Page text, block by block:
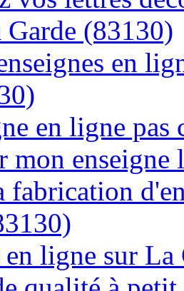
(83130)
en
en ligne pas
mon
fabrication
ligne sur